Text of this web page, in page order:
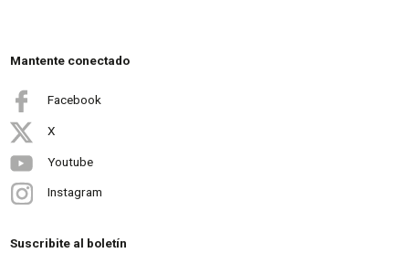
Mantente conectado
Facebook
X
Youtube
Instagram
Suscribite al boletín